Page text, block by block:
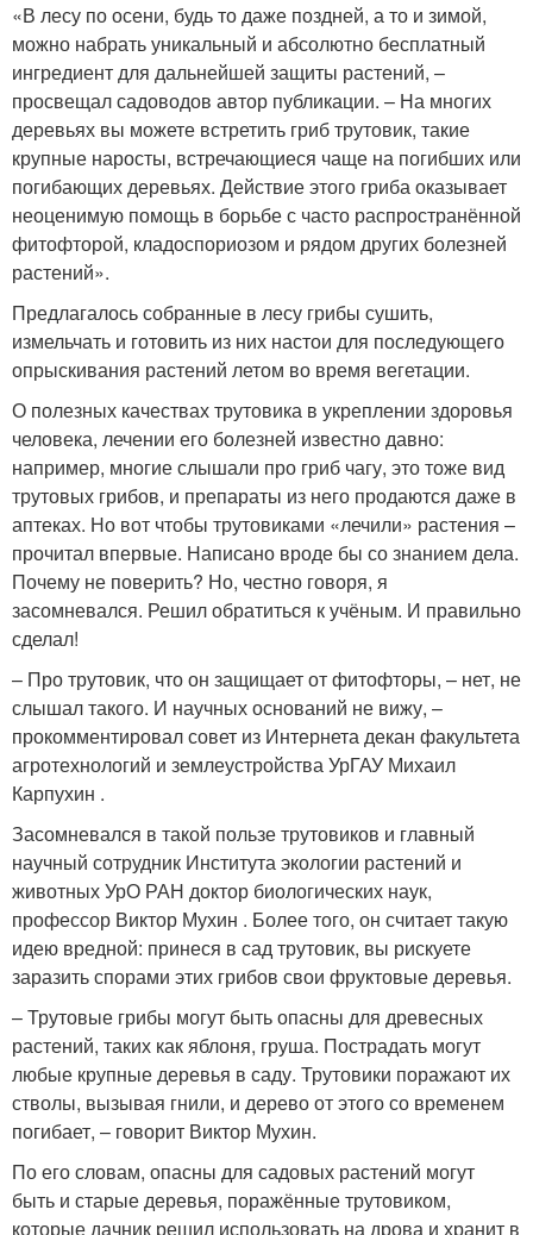
«В лесу по осени, будь то даже поздней, а то и зимой,
можно набрать уникальный и абсолютно бесплатный
ингредиент для дальнейшей защиты растений, –
просвещал садоводов автор публикации. – На многих
деревьях вы можете встретить гриб трутовик, такие
крупные наросты, встречающиеся чаще на погибших или
погибающих деревьях. Действие этого гриба оказывает
неоценимую помощь в борьбе с часто распространённой
фитофторой, кладоспориозом и рядом других болезней
растений».
Предлагалось собранные в лесу грибы сушить,
измельчать и готовить из них настои для последующего
опрыскивания растений летом во время вегетации.
О полезных качествах трутовика в укреплении здоровья
человека, лечении его болезней известно давно:
например, многие слышали про гриб чагу, это тоже вид
трутовых грибов, и препараты из него продаются даже в
аптеках. Но вот чтобы трутовиками «лечили» растения –
прочитал впервые. Написано вроде бы со знанием дела.
Почему не поверить? Но, честно говоря, я
засомневался. Решил обратиться к учёным. И правильно
сделал!
– Про трутовик, что он защищает от фитофторы, – нет, не
слышал такого. И научных оснований не вижу, –
прокомментировал совет из Интернета декан факультета
агротехнологий и землеустройства УрГАУ Михаил
Карпухин .
Засомневался в такой пользе трутовиков и главный
научный сотрудник Института экологии растений и
животных УрО РАН доктор биологических наук,
профессор Виктор Мухин . Более того, он считает такую
идею вредной: принеся в сад трутовик, вы рискуете
заразить спорами этих грибов свои фруктовые деревья.
– Трутовые грибы могут быть опасны для древесных
растений, таких как яблоня, груша. Пострадать могут
любые крупные деревья в саду. Трутовики поражают их
стволы, вызывая гнили, и дерево от этого со временем
погибает, – говорит Виктор Мухин.
По его словам, опасны для садовых растений могут
быть и старые деревья, поражённые трутовиком,
которые дачник решил использовать на дрова и хранит в